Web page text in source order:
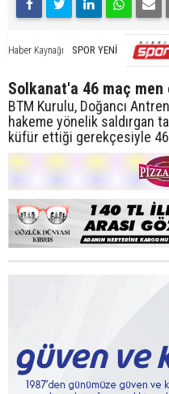
Haber Kaynağı SPOR YENİ
Solkanat'a 46 maç men
BTM Kurulu, Doğancı
hakeme yönelik saldırgan
küfür ettiği gerekçesiyle